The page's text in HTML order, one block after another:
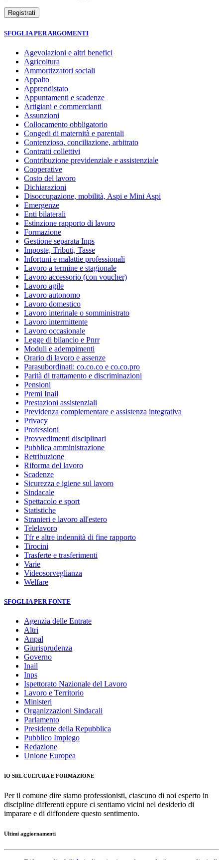
SFOGLIA PER ARGOMENTI
Agevolazioni e altri benefici
Agricoltura
Ammortizzatori sociali
Appalto
Apprendistato
Appuntamenti e scadenze
Artigiani e commercianti
Assunzioni
Collocamento obbligatorio
Congedi di maternità e parentali
Contenzioso, conciliazione, arbitrato
Contratti collettivi
Contribuzione previdenziale e assistenziale
Cooperative
Costo del lavoro
Dichiarazioni
Disoccupazione, mobilità, Aspi e Mini Aspi
Emergenze
Enti bilaterali
Estinzione rapporto di lavoro
Formazione
Gestione separata Inps
Imposte, Tributi, Tasse
Infortuni e malattie professionali
Lavoro a termine e stagionale
Lavoro accessorio (con voucher)
Lavoro agile
Lavoro autonomo
Lavoro domestico
Lavoro interinale o somministrato
Lavoro intermittente
Lavoro occasionale
Legge di bilancio e Pnrr
Moduli e adempimenti
Orario di lavoro e assenze
Parasubordinati: co.co.co e co.co.pro
Parità di trattamento e discriminazioni
Pensioni
Premi Inail
Prestazioni assistenziali
Previdenza complementare e assistenza integrativa
Privacy
Professioni
Provvedimenti disciplinari
Pubblica amministrazione
Retribuzione
Riforma del lavoro
Scadenze
Sicurezza e igiene sul lavoro
Sindacale
Spettacolo e sport
Statistiche
Stranieri e lavoro all'estero
Telelavoro
Tfr e altre indennità di fine rapporto
Tirocini
Trasferte e trasferimenti
Varie
Videosorveglianza
Welfare
SFOGLIA PER FONTE
Agenzia delle Entrate
Altri
Anpal
Giurisprudenza
Governo
Inail
Inps
Ispettorato Nazionale del Lavoro
Lavoro e Territorio
Ministeri
Organizzazioni Sindacali
Parlamento
Presidente della Repubblica
Pubblico Impiego
Redazione
Unione Europea
IO SRL CULTURA E FORMAZIONE
Per il comune dire siamo professionisti, ciascuno di noi esperto in
discipline differenti eppure ci sentiamo vicini nel desiderio di
imparare e di diffondere questo sentimento.
Ultimi aggiornamenti